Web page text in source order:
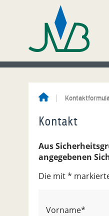
Kontakt
Aus
angegebenen
Die mit *
Vorname*